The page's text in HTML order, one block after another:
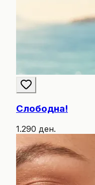
Слободна!
1.290 ден.